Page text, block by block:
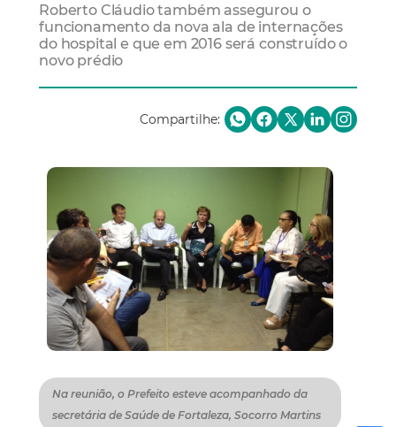
Roberto Cláudio também assegurou o
funcionamento da nova ala de internações
do hospital e que em 2016 será construído o
novo prédio
Compartilhe:
Na reunião, o Prefeito esteve acompanhado da
secretária de Saúde de Fortaleza, Socorro Martins